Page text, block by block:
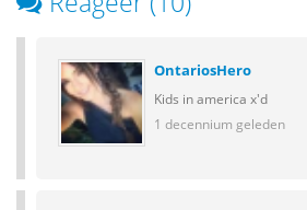
OntariosHero
Kids in america x'd
1 decennium geleden